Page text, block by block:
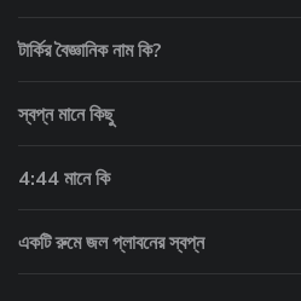
টার্কির বৈজ্ঞানিক নাম কি?
স্বপ্ন মানে কিছু
4:44 মানে কি
একটি রুমে জল প্লাবনের স্বপ্ন